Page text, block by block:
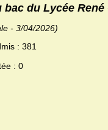
du Lycée René
- 3/04/2026)
: 381
: 0